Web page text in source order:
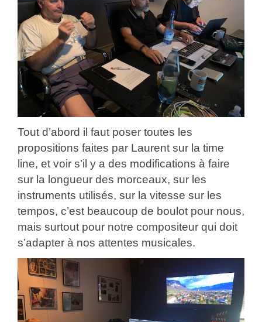
Tout d’abord il faut poser toutes les
propositions faites par Laurent sur la time
line, et voir s’il y a des modifications à faire
sur la longueur des morceaux, sur les
instruments utilisés, sur la vitesse sur les
tempos, c’est beaucoup de boulot pour nous,
mais surtout pour notre compositeur qui doit
s’adapter à nos attentes musicales.